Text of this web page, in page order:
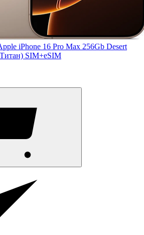
iPhone 16 Pro Max 256Gb Desert
SIM+eSIM